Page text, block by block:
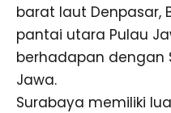
barat laut Denpasar,
pantai utara Pulau
berhadapan dengan
Jawa.
Surabaya memiliki